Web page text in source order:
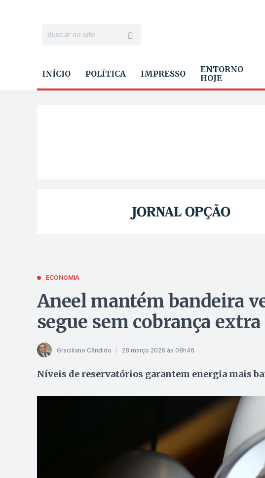
INÍCIO POLÍTICA IMPRESSO
ENTORNO
HOJE
ECONOMIA
Aneel mantém bandeira
segue sem cobrança
Graciliano Cândido 28 março 2026 às 09h46
Níveis de reservatórios garantem energia mais